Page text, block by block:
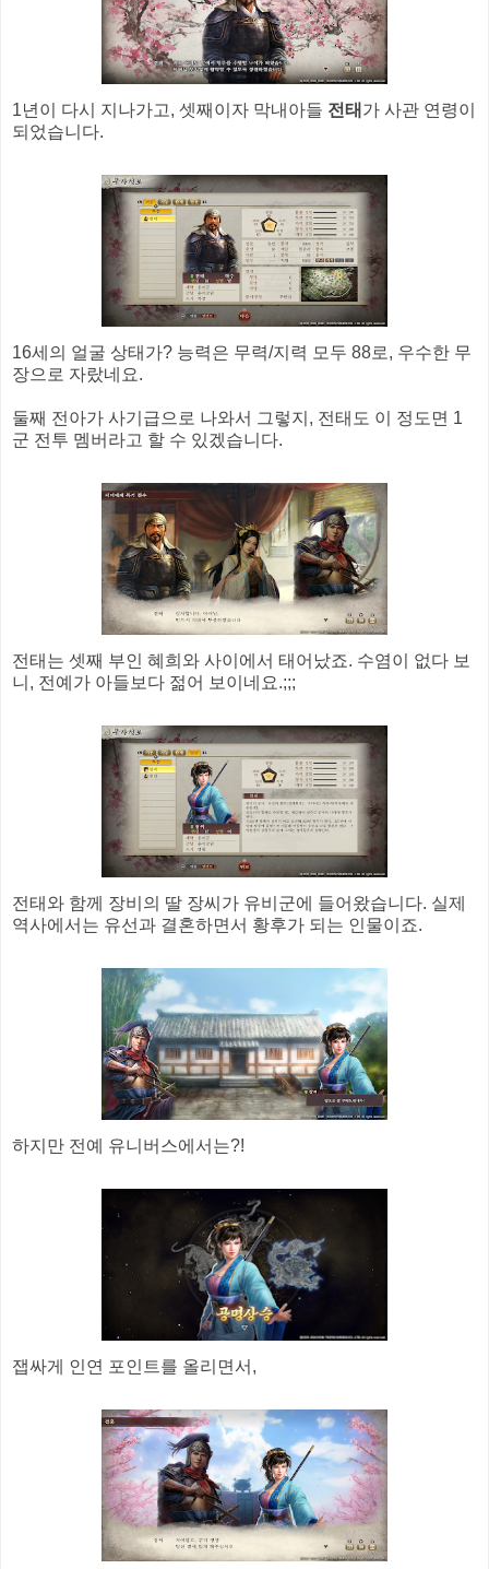
1년이 다시 지나가고, 셋째이자 막내아들 전태 가 사관 연령이
되었습니다.
16세의 얼굴 상태가? 능력은 무력/지력 모두 88로, 우수한 무
장으로 자랐네요.
둘째 전아가 사기급으로 나와서 그렇지, 전태도 이 정도면 1
군 전투 멤버라고 할 수 있겠습니다.
전태는 셋째 부인 혜희와 사이에서 태어났죠. 수염이 없다 보
니, 전예가 아들보다 젊어 보이네요.;;;
전태와 함께 장비의 딸 장씨가 유비군에 들어왔습니다. 실제
역사에서는 유선과 결혼하면서 황후가 되는 인물이죠.
하지만 전예 유니버스에서는?!
잽싸게 인연 포인트를 올리면서,